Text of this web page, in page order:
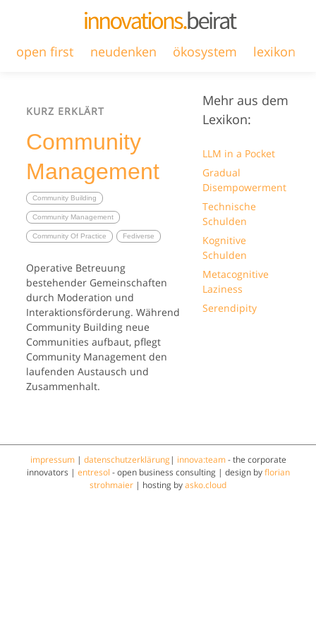
open first neudenken ökosystem lexikon
KURZ ERKLÄRT
Community
Management
Community Building
Community Management
Community Of Practice Fediverse
Operative Betreuung
bestehender Gemeinschaften
durch Moderation und
Interaktionsförderung. Während
Community Building neue
Communities aufbaut, pflegt
Community Management den
laufenden Austausch und
Zusammenhalt.
Mehr aus dem
Lexikon:
LLM in a Pocket
Gradual
Disempowerment
Technische
Schulden
Kognitive
Schulden
Metacognitive
Laziness
Serendipity
impressum| datenschutzerklärung | innova:team- the corporate
innovators | entresol - open business consulting | design byflorian
strohmaier | hosting byasko.cloud